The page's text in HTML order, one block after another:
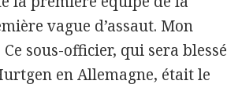
vague d’assaut. Mon
sous-officier, qui sera blessé
en Allemagne, était le